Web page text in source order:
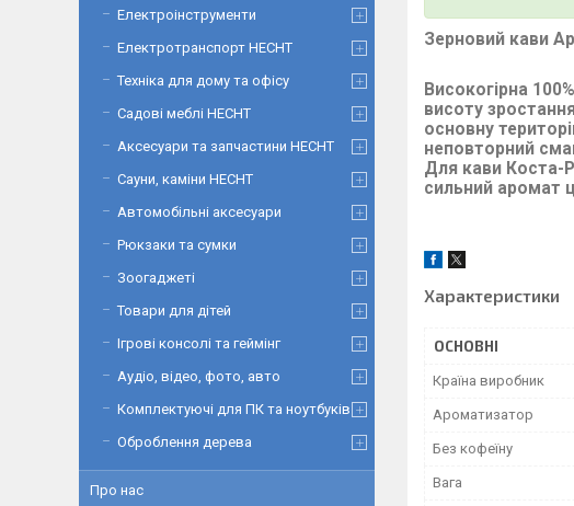
Зерновий кави
Високогірна
висоту
основну
неповторний
Для кави Коста-
сильний аромат
Характеристики
ОСНОВНІ
Країна виробник
Ароматизатор
Без кофеїну
Вага
Електроінструменти
Електротранспорт HECHT
Техніка для дому та офісу
Садові меблі HECHT
Аксесуари та запчастини HECHT
Сауни, каміни HECHT
Автомобільні аксесуари
Рюкзаки та сумки
Зоогаджеті
Товари для дітей
Ігрові консолі та геймінг
Аудіо, відео, фото, авто
Комплектуючі для ПК та ноутбуків
Оброблення дерева
Про нас